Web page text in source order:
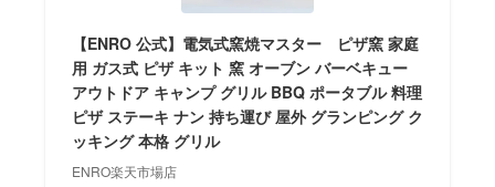
【ENRO 公式】電気式窯焼マスター ピザ窯 家庭
用 ガス式 ピザ キット 窯 オーブン バーベキュー
アウトドア キャンプ グリル BBQ ポータブル 料理
ピザ ステーキ ナン 持ち運び 屋外 グランピング ク
ッキング 本格 グリル
ENRO楽天市場店